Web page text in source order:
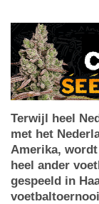
Terwijl heel
met het
Amerika,
heel ander
gespeeld in